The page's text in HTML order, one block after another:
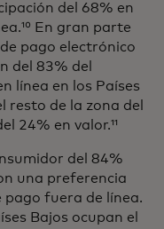
del 68% en
En gran parte
pago electrónico
del 83% del
línea en los Países
resto de la zona del
24% en valor.¹¹
del 84%
una preferencia
fuera de línea.
Bajos ocupan el